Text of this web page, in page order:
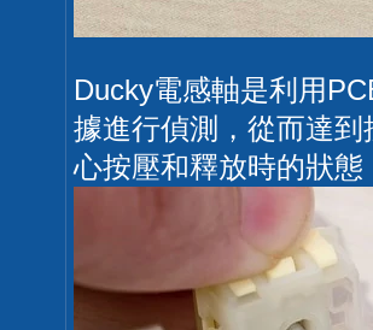
Ducky電感軸是利用
據進行偵測，從而達
心按壓和釋放時的狀態